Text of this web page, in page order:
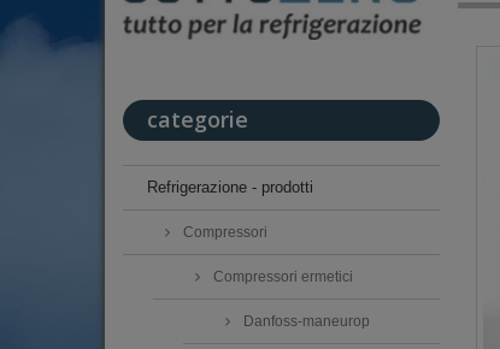
categorie
Refrigerazione - prodotti
Compressori
Compressori ermetici
Danfoss-maneurop